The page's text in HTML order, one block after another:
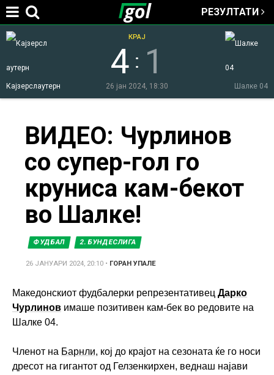
Jump to navigation
РЕЗУЛТАТИ
Кајзерслаутерн Шалке 04
4 : 1
КРАЈ
26 јан 2024, 18:30
here
ВИДЕО: Чурлинов
со супер-гол го
круниса кам-бекот
во Шалке!
ФУДБАЛ 2. БУНДЕСЛИГА
26 ЈАНУАРИ 2024, 20:10 • ГОРАН УПАЛЕ
Maкедонскиот фудбалерки репрезентативец Дарко
Чурлинов имаше позитивен кам-бек во редовите на
Шалке 04.
Членот на Барнли, кој до крајот на сезоната ќе го носи
дресот на гигантот од Гелзенкирхен, веднаш најави